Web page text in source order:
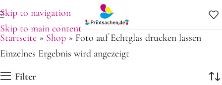
Skip to navigation
Skip to main content
Startseite » Shop » Foto auf Echtglas drucken lassen
Einzelnes Ergebnis wird angezeigt
Filter